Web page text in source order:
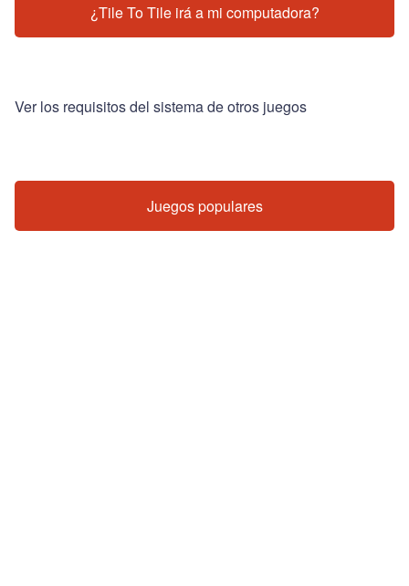
¿Tile To Tile irá a mi computadora?
Ver los requisitos del sistema de otros juegos
Juegos populares